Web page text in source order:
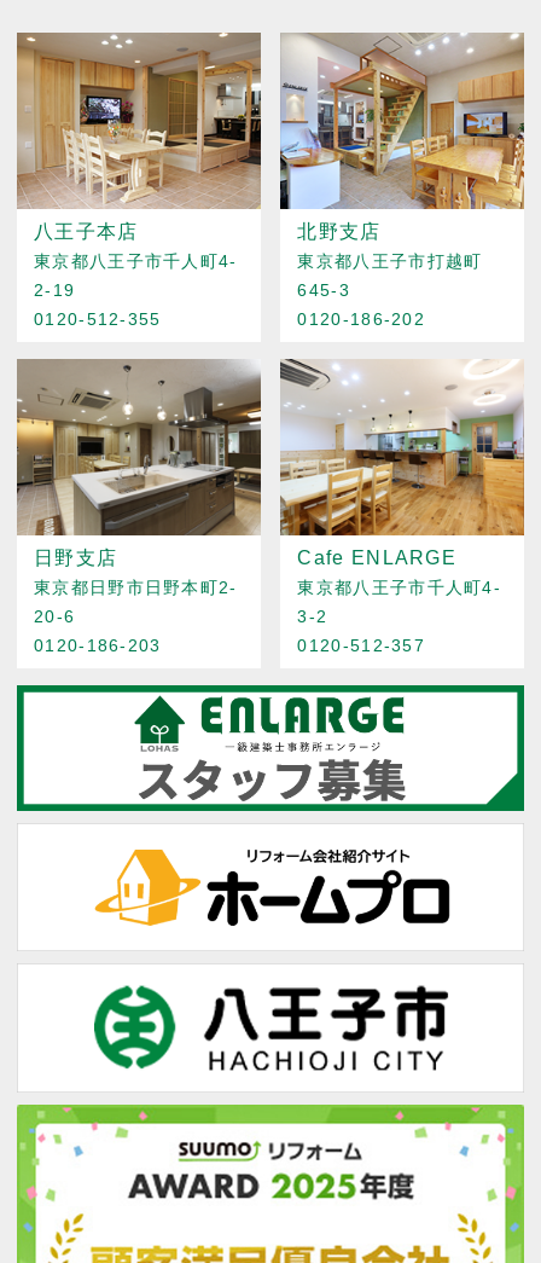
八王子本店
東京都八王子市千人町4-
2-19
0120-512-355
北野支店
東京都八王子市打越町
645-3
0120-186-202
日野支店
東京都日野市日野本町2-
20-6
0120-186-203
Cafe ENLARGE
東京都八王子市千人町4-
3-2
0120-512-357